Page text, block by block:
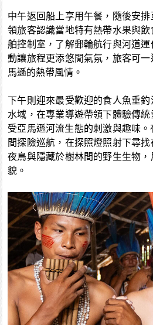
中午返回船上享用午餐，隨後安
領旅客認識當地特有熱帶水果與
舶控制室，了解郵輪航行與河道
動讓旅程更添悠閒氣氛，旅客可
馬遜的熱帶風情。
下午則迎來最受歡迎的食人魚垂
水域，在專業導遊帶領下體驗傳
受亞馬遜河流生態的刺激與趣味。
間探險巡航，在探照燈照射下尋
夜鳥與隱藏於樹林間的野生生物
貌。